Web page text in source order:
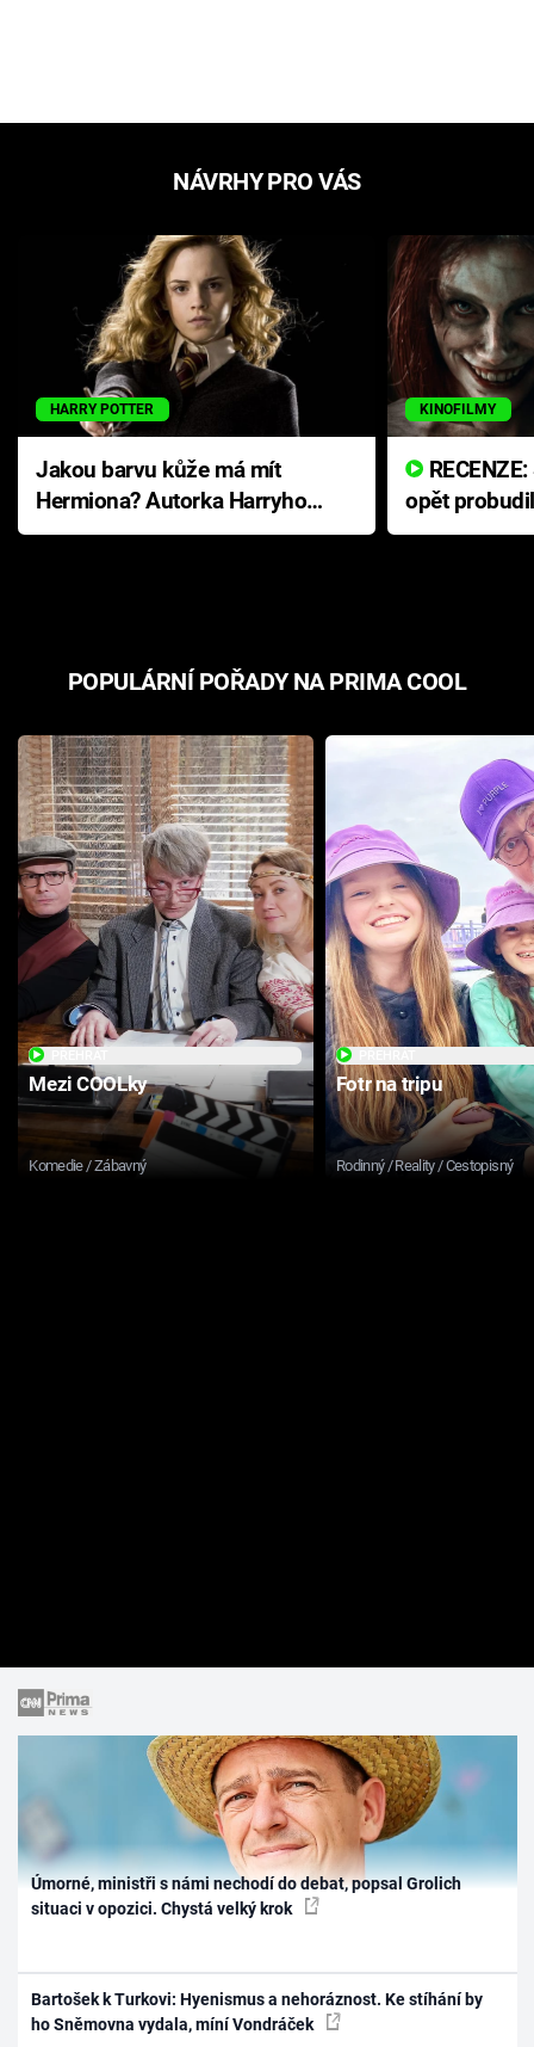
NÁVRHY PRO VÁS
HARRY POTTER
Jakou barvu kůže má mít
Hermiona? Autorka Harryho
Pottera přišla s ráznou
KINOFILMY
opět
přichází s
POPULÁRNÍ POŘADY NA PRIMA COOL
Mezi COOLky
Komedie / Zábavný
Fotr na tripu
Rodinný / Reality / Cestopisný
Úmorné, ministři s námi nechodí do debat, popsal Grolich
situaci v opozici. Chystá velký krok
Bartošek k Turkovi: Hyenismus a nehoráznost. Ke stíhání by
ho Sněmovna vydala, míní Vondráček